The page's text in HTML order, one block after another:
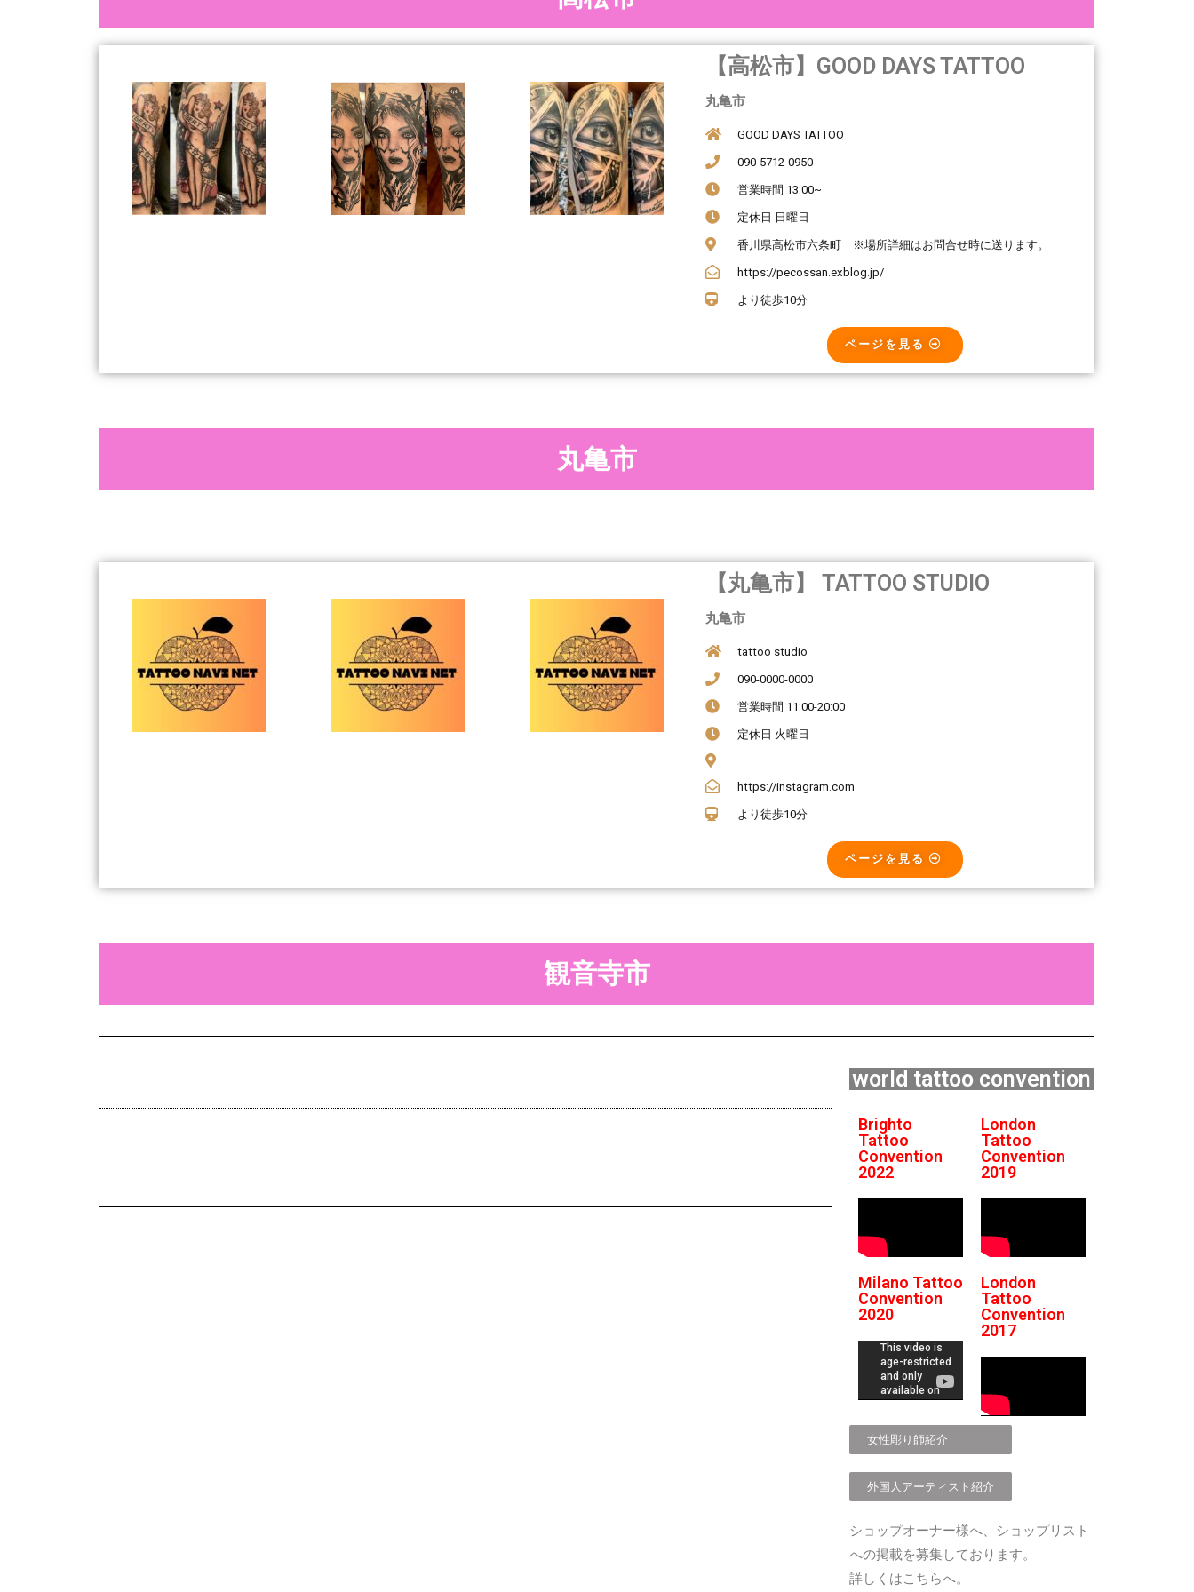
【高松市】GOOD DAYS TATTOO
丸亀市
GOOD DAYS TATTOO
090-5712-0950
営業時間 13:00~
定休日 日曜日
香川県高松市六条町 ※場所詳細はお問合せ時に送ります。
https://pecossan.exblog.jp/
より徒歩10分
ページを見る
丸亀市
【丸亀市】 TATTOO STUDIO
丸亀市
tattoo studio
090-0000-0000
営業時間 11:00-20:00
定休日 火曜日
https://instagram.com
より徒歩10分
ページを見る
観音寺市
world tattoo convention
Brighto
Tattoo
Convention
2022
London
Tattoo
Convention
2019
Milano Tattoo
Convention
2020
London
Tattoo
Convention
2017
女性彫り師紹介
外国人アーティスト紹介
ショップオーナー様へ、ショップリスト
への掲載を募集しております。
詳しくはこちらへ。